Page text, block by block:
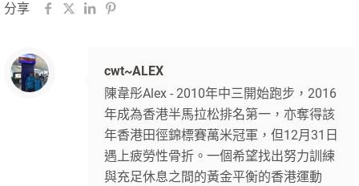
分享
cwt~ALEX
陳韋彤Alex - 2010年中三開始跑步，2016
年成為香港半馬拉松排名第一，亦奪得該
年香港田徑錦標賽萬米冠軍，但12月31日
遇上疲勞性骨折。一個希望找出努力訓練
與充足休息之間的黃金平衡的香港運動